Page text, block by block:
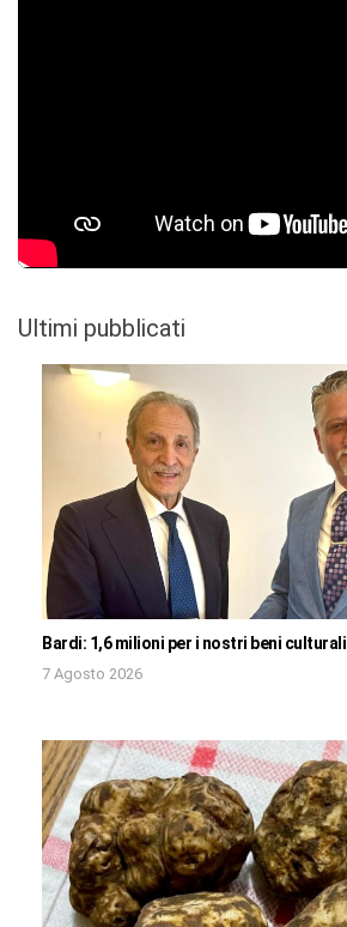
Ultimi pubblicati
Bardi: 1,6 milioni per i nostri beni culturali
7 Agosto 2026